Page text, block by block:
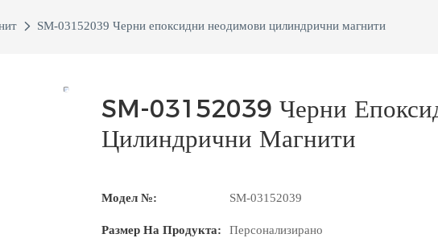
SM-03152039 Черни епоксидни неодимови цилиндрични магнити
SM-03152039 Черни
Цилиндрични Магнити
Модел №: SM-03152039
Размер На Продукта: Персонализирано